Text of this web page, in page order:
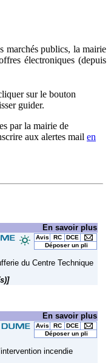
marchés publics, la mairie
électroniques (depuis
sur le bouton
guider.
par la mairie de
aux alertes mail en